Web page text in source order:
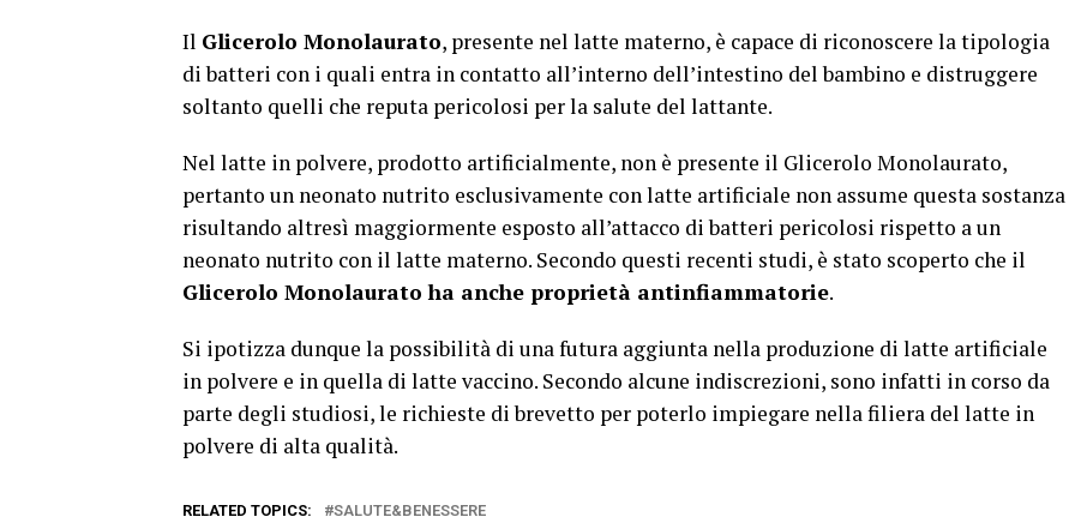
Il Glicerolo Monolaurato, presente nel latte materno, è capace di riconoscere la tipologia
di batteri con i quali entra in contatto all’interno dell’intestino del bambino e distruggere
soltanto quelli che reputa pericolosi per la salute del lattante.
Nel latte in polvere, prodotto artificialmente, non è presente il Glicerolo Monolaurato,
pertanto un neonato nutrito esclusivamente con latte artificiale non assume questa sostanza
risultando altresì maggiormente esposto all’attacco di batteri pericolosi rispetto a un
neonato nutrito con il latte materno. Secondo questi recenti studi, è stato scoperto che il
Glicerolo Monolaurato ha anche proprietà antinfiammatorie.
Si ipotizza dunque la possibilità di una futura aggiunta nella produzione di latte artificiale
in polvere e in quella di latte vaccino. Secondo alcune indiscrezioni, sono infatti in corso da
parte degli studiosi, le richieste di brevetto per poterlo impiegare nella filiera del latte in
polvere di alta qualità.
RELATED TOPICS: SALUTE&BENESSERE